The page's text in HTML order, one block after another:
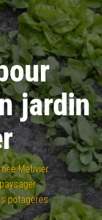
jardin
Metivier
potagères